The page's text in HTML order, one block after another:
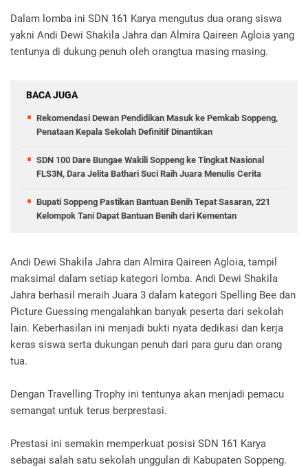
Dalam lomba ini SDN 161 Karya mengutus dua orang siswa
yakni Andi Dewi Shakila Jahra dan Almira Qaireen Agloia yang
tentunya di dukung penuh oleh orangtua masing masing.
BACA JUGA
Rekomendasi Dewan Pendidikan Masuk ke Pemkab Soppeng,
Penataan Kepala Sekolah Definitif Dinantikan
SDN 100 Dare Bungae Wakili Soppeng ke Tingkat Nasional
FLS3N, Dara Jelita Bathari Suci Raih Juara Menulis Cerita
Bupati Soppeng Pastikan Bantuan Benih Tepat Sasaran, 221
Kelompok Tani Dapat Bantuan Benih dari Kementan
Andi Dewi Shakila Jahra dan Almira Qaireen Agloia, tampil
maksimal dalam setiap kategori lomba. Andi Dewi Shakila
Jahra berhasil meraih Juara 3 dalam kategori Spelling Bee dan
Picture Guessing mengalahkan banyak peserta dari sekolah
lain. Keberhasilan ini menjadi bukti nyata dedikasi dan kerja
keras siswa serta dukungan penuh dari para guru dan orang
tua.
Dengan Travelling Trophy ini tentunya akan menjadi pemacu
semangat untuk terus berprestasi.
Prestasi ini semakin memperkuat posisi SDN 161 Karya
sebagai salah satu sekolah unggulan di Kabupaten Soppeng.